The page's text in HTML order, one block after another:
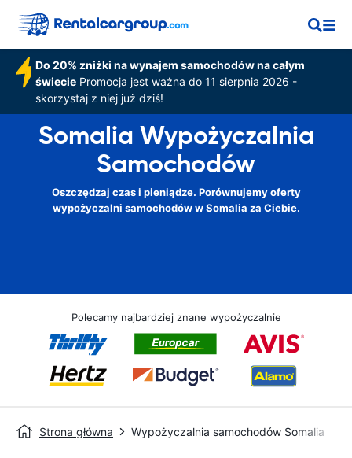
Do 20% zniżki na wynajem samochodów na całym
świeciePromocja jest ważna do 11 sierpnia 2026 -
skorzystaj z niej już dziś!
Somalia Wypożyczalnia
Samochodów
Oszczędzaj czas i pieniądze. Porównujemy oferty
wypożyczalni samochodów w Somalia za Ciebie.
Polecamy najbardziej znane wypożyczalnie
Strona główna Wypożyczalnia samochodów Somalia